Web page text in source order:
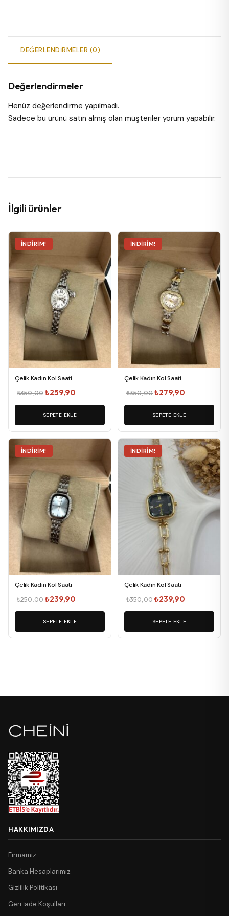
DEĞERLENDIRMELER (0)
Değerlendirmeler
Henüz değerlendirme yapılmadı.
Sadece bu ürünü satın almış olan müşteriler yorum yapabilir.
İlgili ürünler
İNDIRIM!
Çelik Kadın Kol Saati
₺350,00Orijinal
fiyat:
₺350,00.
₺259,90
andaki
fiyat:
₺259,90.
SEPETE EKLE
İNDIRIM!
Çelik Kadın Kol Saati
₺350,00Orijinal
fiyat:
₺350,00.
₺279,90
andaki
fiyat:
₺279,90.
SEPETE EKLE
İNDIRIM!
Çelik Kadın Kol Saati
₺250,00Orijinal
fiyat:
₺250,00.
₺239,90
andaki
fiyat:
SEPETE EKLE
İNDIRIM!
Çelik Kadın Kol Saati
₺350,00Orijinal
fiyat:
₺350,00.
₺239,90
andaki
fiyat:
SEPETE EKLE
HAKKIMIZDA
Firmamız
Banka Hesaplarımız
Gizlilik Politikası
Geri İade Koşulları